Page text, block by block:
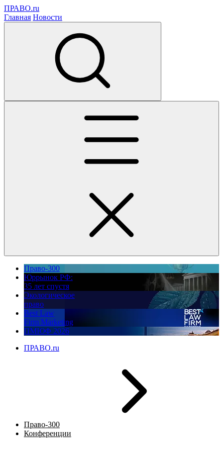
ПРАВО.ru
Главная Новости
Право-300
Юррынок РФ:
35 лет спустя
Экологическое
право
Best Law
Firm Marketing
ПМЮФ 2026
ПРАВО.ru
Право-300
Конференции